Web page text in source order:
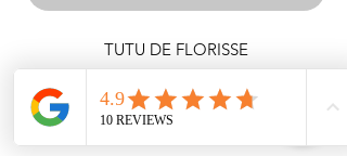
TUTU DE FLORISSE
Tutu court à manches bouffantes, orné de
rubans et de fleurs.